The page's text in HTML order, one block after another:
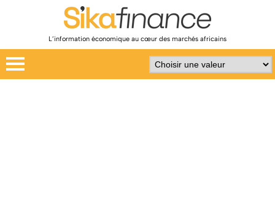
L’information économique au cœur des marchés africains